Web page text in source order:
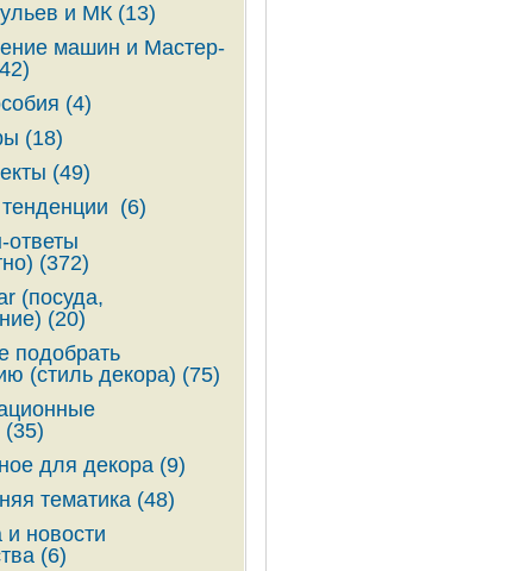
и МК (13)
машин и Мастер-
(4)
(18)
(49)
(6)
ответы
(372)
(посуда,
(20)
подобрать
(стиль декора) (75)
(35)
для декора (9)
тематика (48)
новости
(6)